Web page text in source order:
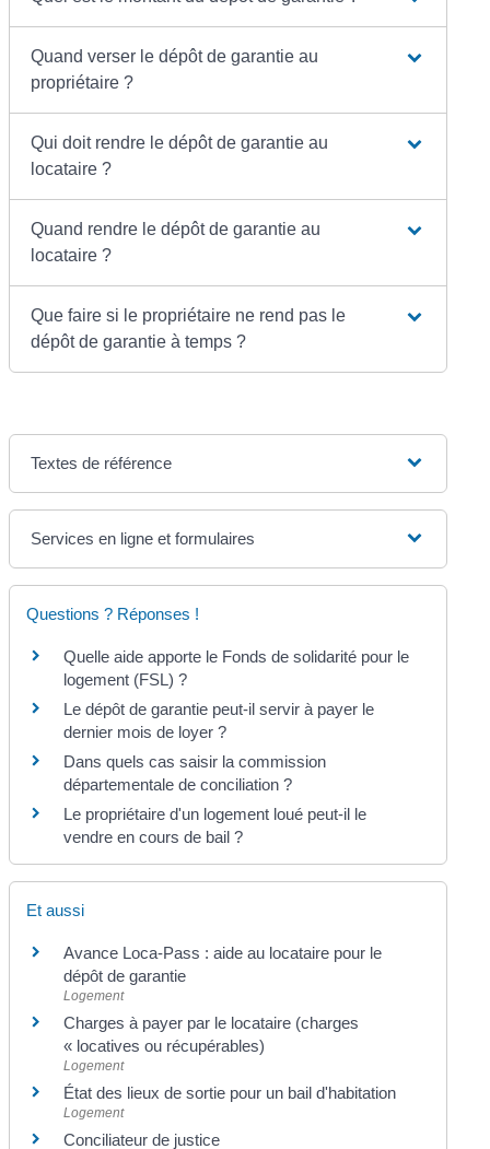
Quand verser le dépôt de garantie au
propriétaire ?
Qui doit rendre le dépôt de garantie au
locataire ?
Quand rendre le dépôt de garantie au
locataire ?
Que faire si le propriétaire ne rend pas le
dépôt de garantie à temps ?
Textes de référence
Services en ligne et formulaires
Questions ? Réponses !
Quelle aide apporte le Fonds de solidarité pour le
logement (FSL) ?
Le dépôt de garantie peut-il servir à payer le
dernier mois de loyer ?
Dans quels cas saisir la commission
départementale de conciliation ?
Le propriétaire d'un logement loué peut-il le
vendre en cours de bail ?
Et aussi
Avance Loca-Pass : aide au locataire pour le
dépôt de garantie
Logement
Charges à payer par le locataire (charges
« locatives ou récupérables)
Logement
État des lieux de sortie pour un bail d'habitation
Logement
Conciliateur de justice